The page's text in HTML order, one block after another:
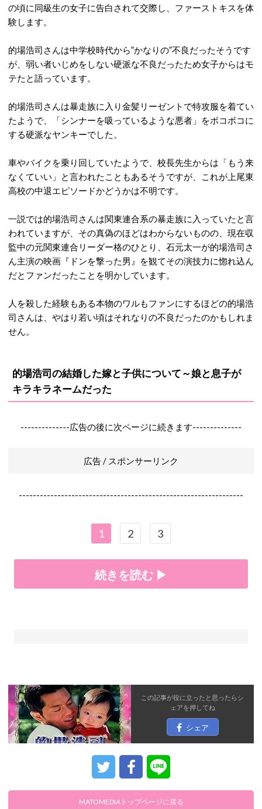
の頃に同級生の女子に告白されて交際し、ファーストキスを体
験します。
的場浩司さんは中学校時代から”かなりの”不良だったそうです
が、弱い者いじめをしない硬派な不良だったため女子からはモ
テたと語っています。
的場浩司さんは暴走族に入り金髪リーゼントで特攻服を着てい
たようで、「シンナーを吸っているような悪者」をボコボコに
する硬派なヤンキーでした。
車やバイクを乗り回していたようで、校長先生からは「もう来
なくていい」と言われたこともあるそうですが、これが上尾東
高校の中退エピソードかどうかは不明です。
一説では的場浩司さんは関東連合系の暴走族に入っていたと言
われていますが、その真偽のほどはわからないものの、現在収
監中の元関東連合リーダー格のひとり、石元太一が的場浩司さ
ん主演の映画『ドンを撃った男』を観てその演技力に惚れ込ん
だとファンだったことを明かしています。
人を殺した経験もある本物のワルもファンにするほどの的場浩
司さんは、やはり若い頃はそれなりの不良だったのかもしれま
せん。
的場浩司の結婚した嫁と子供について～娘と息子が
キラキラネームだった
--------------広告の後に次ページに続きます--------------
広告 / スポンサーリンク
----------------------------------------------------------------
1 2 3
続きを読む ▶
この記事が役に立ったと思ったらシ
ェアを押してね
シェア
MATOMEDIAトップページに戻る